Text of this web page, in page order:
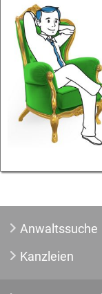
Anwaltssuche
Kanzleien